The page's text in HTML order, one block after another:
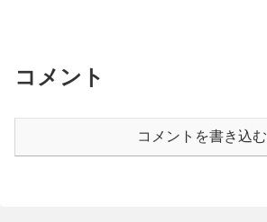
コメント
コメントを書き込む